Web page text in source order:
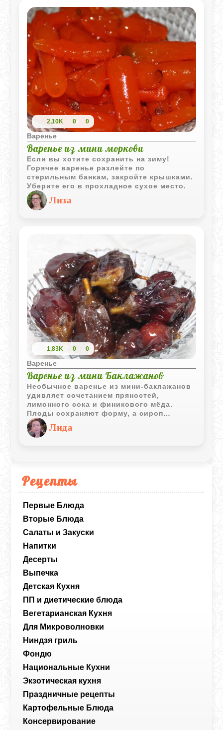
Рецепты
Первые Блюда
Вторые Блюда
Салаты и Закуски
Напитки
Десерты
Выпечка
Детская Кухня
ПП и диетические блюда
Вегетарианская Кухня
Для Микроволновки
Ниндзя гриль
Фондю
Национальные Кухни
Экзотическая кухня
Праздничные рецепты
Картофельные Блюда
Консервирование
2,10K 0 0
Варенье
Варенье из мини моркови
Если вы хотите сохранить на зиму!
Горячее варенье разлейте по
стерильным банкам, закройте крышками.
Уберите его в прохладное сухое место.
Лиза
1,83K 0 0
Варенье
Варенье из мини Баклажанов
Необычное варенье из мини-баклажанов
удивляет сочетанием пряностей,
лимонного сока и финикового мёда.
Плоды сохраняют форму, а сироп
получается ароматным и насыщенным.
Лида